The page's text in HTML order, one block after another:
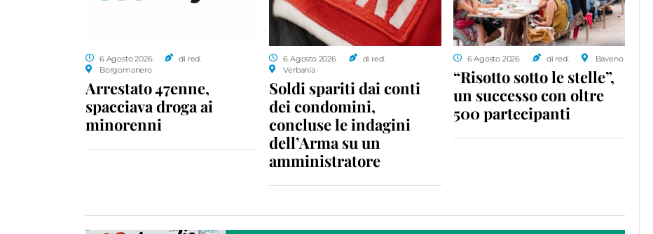
6 Agosto 2026
di red.
Borgomanero
Arrestato 47enne,
spacciava droga ai
minorenni
6 Agosto 2026
di red.
Verbania
Soldi spariti dai conti
dei condomini,
concluse le indagini
dell’Arma su un
amministratore
6 Agosto 2026 di red. Baveno
“Risotto sotto le stelle”,
un successo con oltre
500 partecipanti